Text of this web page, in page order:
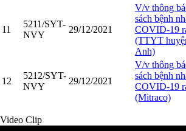
11
5211/SYT-
NVY
29/12/2021
V/v thông
sách bệnh
COVID-19
(TTYT
Anh)
12
5212/SYT-
NVY
29/12/2021
V/v thông
sách bệnh
COVID-19
(Mitraco)
Video Clip